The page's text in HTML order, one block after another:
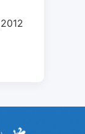
2012